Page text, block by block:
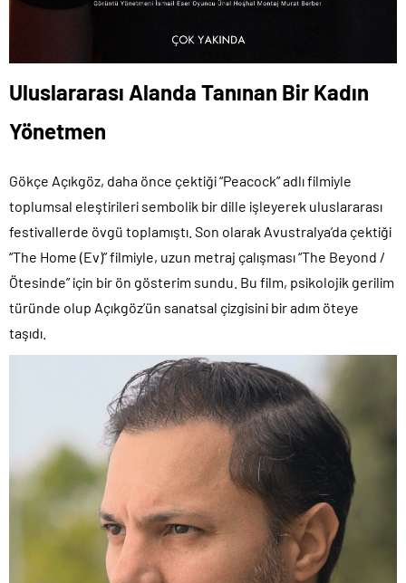
Uluslararası Alanda Tanınan Bir Kadın
Yönetmen
Gökçe Açıkgöz, daha önce çektiği “Peacock” adlı filmiyle
toplumsal eleştirileri sembolik bir dille işleyerek uluslararası
festivallerde övgü toplamıştı. Son olarak Avustralya’da çektiği
“The Home (Ev)” filmiyle, uzun metraj çalışması “The Beyond /
Ötesinde” için bir ön gösterim sundu. Bu film, psikolojik gerilim
türünde olup Açıkgöz’ün sanatsal çizgisini bir adım öteye
taşıdı.